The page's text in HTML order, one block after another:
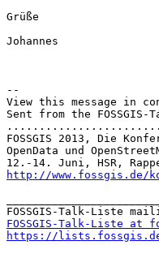
Grüße
Johannes
--
View this message in
Sent from the
FOSSGIS 2013, Die
OpenData und
http://www.fossgis.de/
FOSSGIS-Talk-Liste at
https://